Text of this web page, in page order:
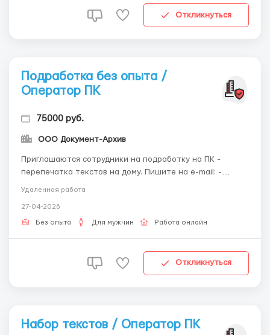
Откликнуться
Подработка без опыта /
Оператор ПК
75000 руб.
ООО Документ-Архив
Приглашаются сотрудники на подработку на ПК -
перепечатка текстов на дому. Пишите на e-mail: -
workdoctext@gmail.com Необходимо наличие
почта и минимальные навыки работы с текстовыми
редакторами. Место жительства значения не имеет.
Удаленная работа
27-04-2026
Без опыта Для мужчин Работа онлайн
Откликнуться
Набор текстов / Оператор ПК